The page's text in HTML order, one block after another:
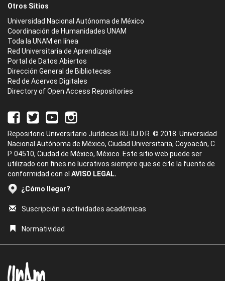
Otros Sitios
Universidad Nacional Autónoma de México
Coordinación de Humanidades UNAM
Toda la UNAM en línea
Red Universitaria de Aprendizaje
Portal de Datos Abiertos
Dirección General de Bibliotecas
Red de Acervos Digitales
Directory of Open Access Repositories
Repositorio Universitario Jurídicas RU-IIJ D.R. © 2018. Universidad
Nacional Autónoma de México, Ciudad Universitaria, Coyoacán, C.
P. 04510, Ciudad de México, México. Este sitio web puede ser
utilizado con fines no lucrativos siempre que se cite la fuente de
conformidad con el AVISO LEGAL.
¿Cómo llegar?
Suscripción a actividades académicas
Normatividad